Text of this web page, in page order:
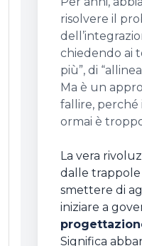
risolvere il
chiedendo ai
più”, di
Ma è un
fallire,
ormai è
La vera
dalle trappole
smettere di
iniziare a
Significa